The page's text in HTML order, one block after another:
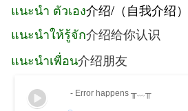
แนะนำ ตัวเอง介绍/（自我介绍）
แนะนำให้รู้จัก介绍给你认识
แนะนำเพื่อน介绍朋友
- Error happens ╥﹏╥